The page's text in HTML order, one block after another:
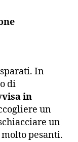
In
di
in
un
un
pesanti.